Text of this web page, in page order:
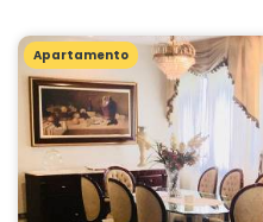
Apartamento